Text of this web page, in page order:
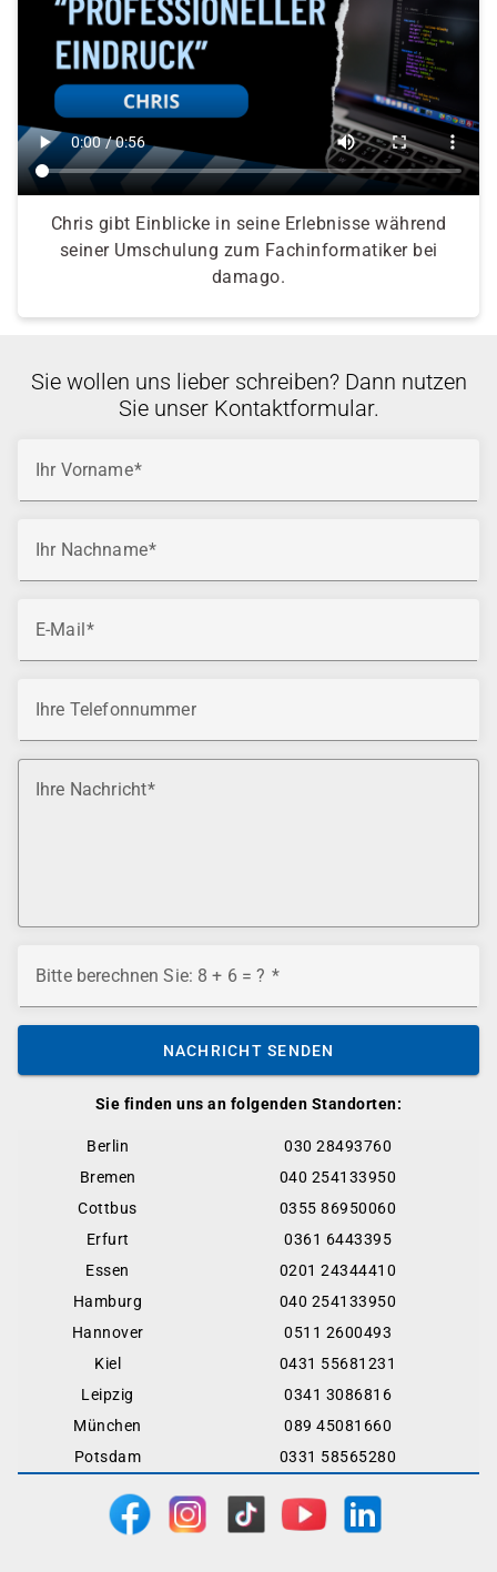
Chris gibt Einblicke in seine Erlebnisse während
seiner Umschulung zum Fachinformatiker bei
damago.
Sie finden uns an folgenden Standorten:
Berlin
030 28493760
Bremen
040 254133950
Cottbus
0355 86950060
Erfurt
0361 6443395
Essen
0201 24344410
Hamburg
040 254133950
Hannover
0511 2600493
Kiel
0431 55681231
Leipzig
0341 3086816
München
089 45081660
Potsdam
0331 58565280
Sie wollen uns lieber schreiben? Dann nutzen
Sie unser Kontaktformular.
Ihr Vorname
Ihr Nachname
E-Mail
Ihre Telefonnummer
Ihre Nachricht
Bitte berechnen Sie: 8 + 6 = ?
NACHRICHT SENDEN